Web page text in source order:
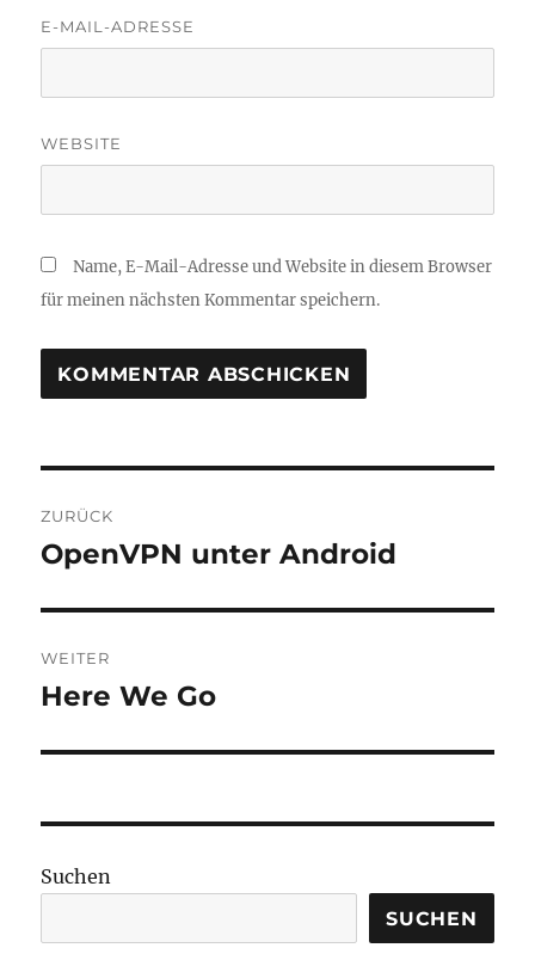
E-MAIL-ADRESSE
WEBSITE
Name, E-Mail-Adresse und Website in diesem Browser
für meinen nächsten Kommentar speichern.
ZURÜCK
Vorheriger
OpenVPN unter Android
WEITER
Nächster
Here We Go
Suchen
SUCHEN